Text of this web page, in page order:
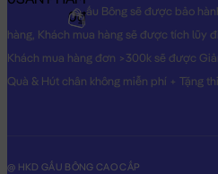
Original nhất. Gấu Bông sẽ được bảo
hàng, Khách mua hàng sẽ được tích lũy
Khách mua hàng đơn >300k sẽ được
Quà & Hút chân không miễn phí + Tặng
@ HKD GẤU BÔNG CAO CẤP
0₫